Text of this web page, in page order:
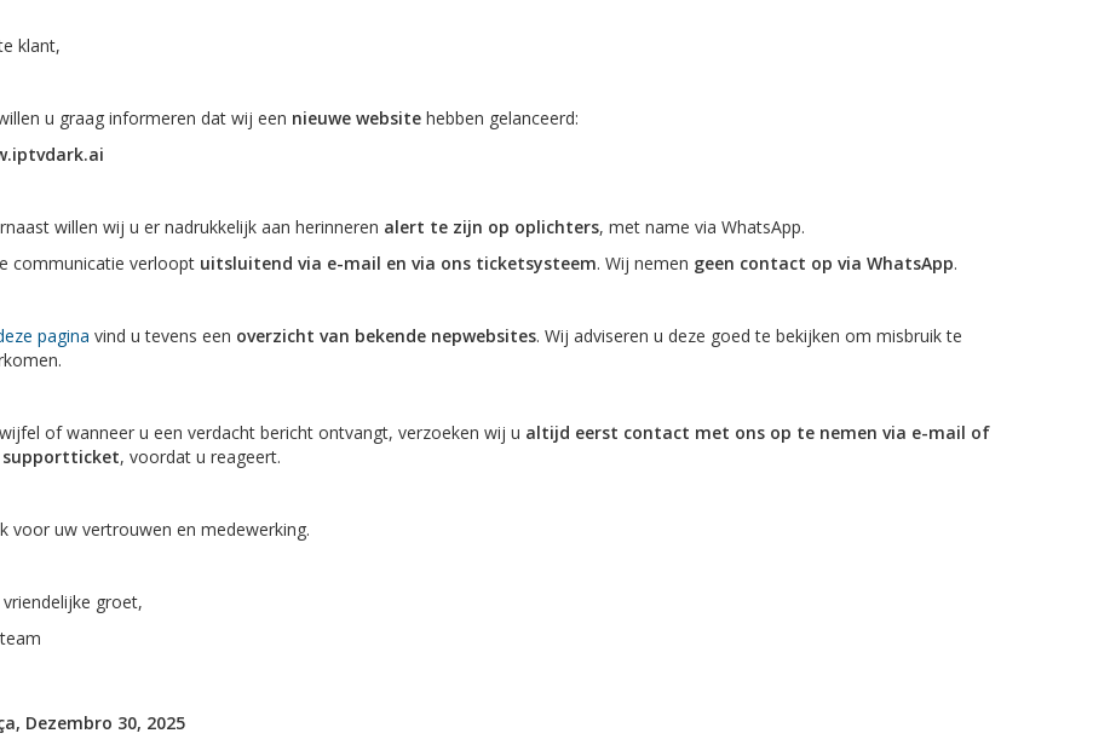
klant,
u graag informeren dat wij een nieuwe websitehebben gelanceerd:
willen wij u er nadrukkelijk aan herinneren alert te zijn op oplichters, met name via WhatsApp.
communicatie verloopt uitsluitend via e-mail en via ons ticketsysteem. Wij nemen geen contact op via WhatsApp.
pagina vind u tevens een overzicht van bekende nepwebsites. Wij adviseren u deze goed te bekijken om misbruik te
of wanneer u een verdacht bericht ontvangt, verzoeken wij u altijd eerst contact met ons op te nemen via e-mail of
supportticket, voordat u reageert.
voor uw vertrouwen en medewerking.
groet,
Dezembro 30, 2025